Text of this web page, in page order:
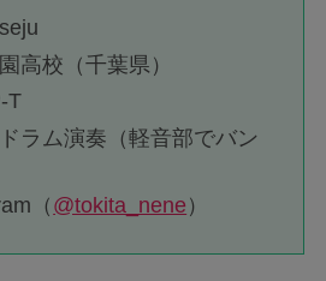
seju
高校（千葉県）
T
ドラム演奏（軽音部でバン
（ @tokita_nene ）